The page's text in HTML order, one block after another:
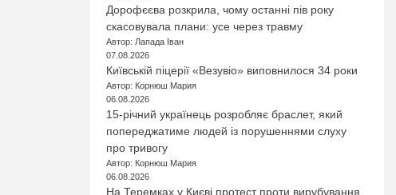
Дорофєєва розкрила, чому останні пів року
скасовувала плани: усе через травму
Автор: Лапада Іван
07.08.2026
Київській піцерії «Везувіо» виповнилося 34 роки
Автор: Корнюш Мария
06.08.2026
15-річний українець розробляє браслет, який
попереджатиме людей із порушеннями слуху
про тривогу
Автор: Корнюш Мария
06.08.2026
На Теремках у Києві протест проти вирубування